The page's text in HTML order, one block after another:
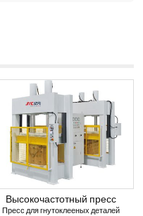
Высокочастотный пресс
Пресс для гнутоклееных деталей